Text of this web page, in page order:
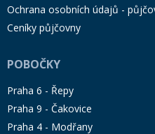
Ochrana osobních údajů -
Ceníky půjčovny
POBOČKY
Praha 6 - Řepy
Praha 9 - Čakovice
Praha 4 - Modřany